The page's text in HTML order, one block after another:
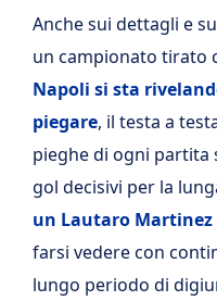
Anche sui dettagli e
un campionato tirato
Napoli si sta
piegare, il testa a
pieghe di ogni partita
gol decisivi per la
un Lautaro
farsi vedere con
lungo periodo di